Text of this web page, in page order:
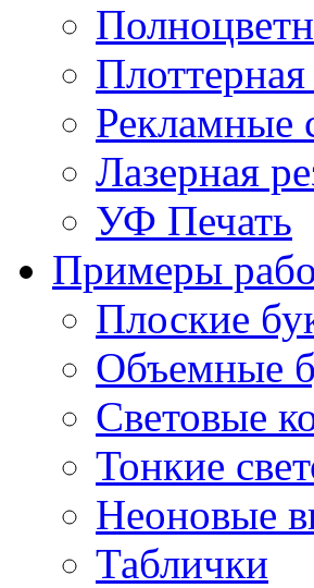
Плоттерная
Рекламные
Лазерная
УФ Печать
Примеры
Плоские
Объемные
Световые
Тонкие
Неоновые
Таблички